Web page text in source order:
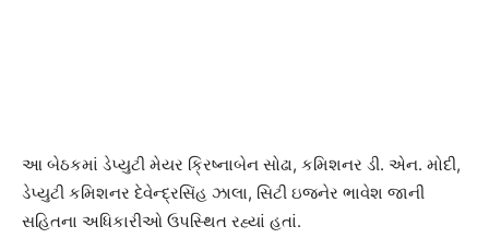
આ બેઠકમાં ડેપ્યુટી મેયર ક્રિષ્નાબેન સોઢા, કમિશનર ડી. એન. મોદી,
ડેપ્યુટી કમિશનર દેવેન્દ્રસિંહ ઝાલા, સિટી ઇજનેર ભાવેશ જાની
સહિતના અધિકારીઓ ઉપસ્થિત રહ્યાં હતાં.